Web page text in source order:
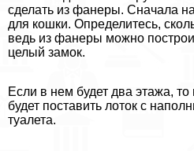
сделать из фанеры. Сначала
для кошки. Определитесь,
ведь из фанеры можно
целый замок.
Если в нем будет два этажа,
будет поставить лоток с
туалета.